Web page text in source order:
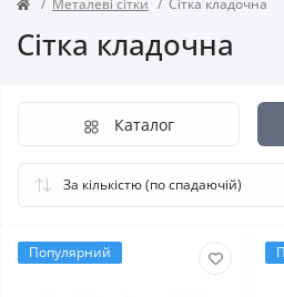
Металеві сітки Сітка кладочна
Сітка кладочна
Каталог
Популярний